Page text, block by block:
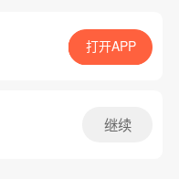
App免费看
打开APP
继续